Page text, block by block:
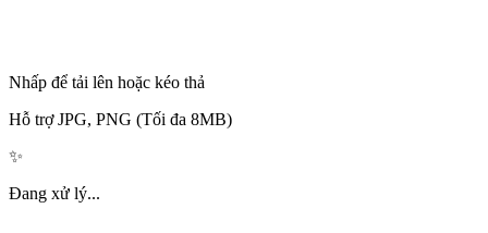
Nhấp để tải lên hoặc kéo thả
Hỗ trợ JPG, PNG (Tối đa 8MB)
✨
Đang xử lý...